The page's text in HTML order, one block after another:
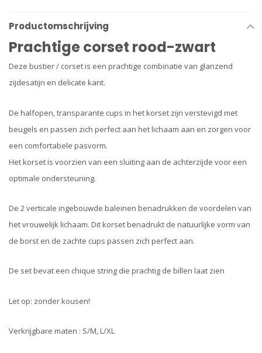
Productomschrijving
Prachtige corset rood-zwart
Deze bustier / corset is een prachtige combinatie van glanzend
zijdesatijn en delicate kant.
De halfopen, transparante cups in het korset zijn verstevigd met
beugels en passen zich perfect aan het lichaam aan en zorgen voor
een comfortabele pasvorm.
Het korset is voorzien van een sluiting aan de achterzijde voor een
optimale ondersteuning.
De 2 verticale ingebouwde baleinen benadrukken de voordelen van
het vrouwelijk lichaam. Dit korset benadrukt de natuurlijke vorm van
de borst en de zachte cups passen zich perfect aan.
De set bevat een chique string die prachtig de billen laat zien
Let op: zonder kousen!
Verkrijgbare maten : S/M, L/XL